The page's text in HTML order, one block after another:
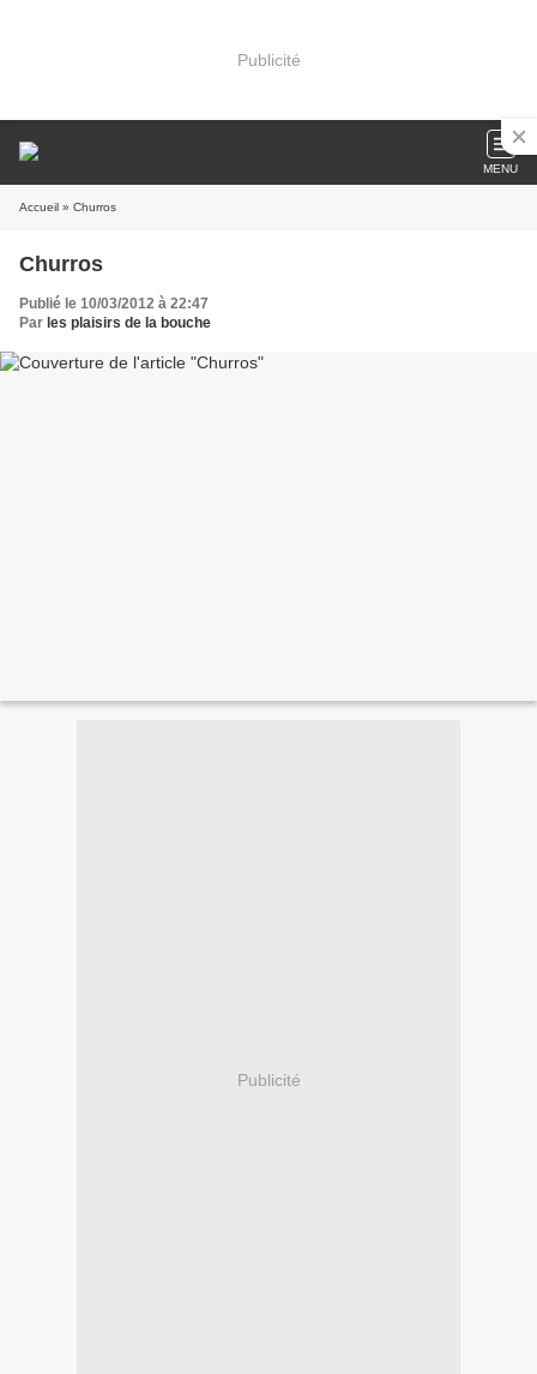
Publicité
MENU
Accueil » Churros
Churros
Publié le 10/03/2012 à 22:47
Par les plaisirs de la bouche
Publicité